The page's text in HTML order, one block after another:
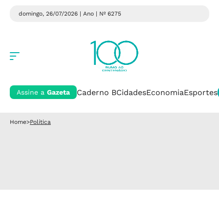
domingo, 26/07/2026 | Ano | Nº 6275
Assine a Gazeta Caderno BCidadesEconomiaEsportes
Home>Política